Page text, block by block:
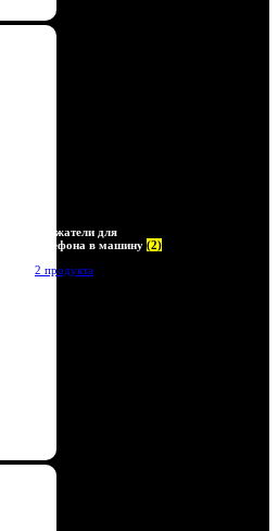
Держатели для
телефона в машину (2)
2 продукта